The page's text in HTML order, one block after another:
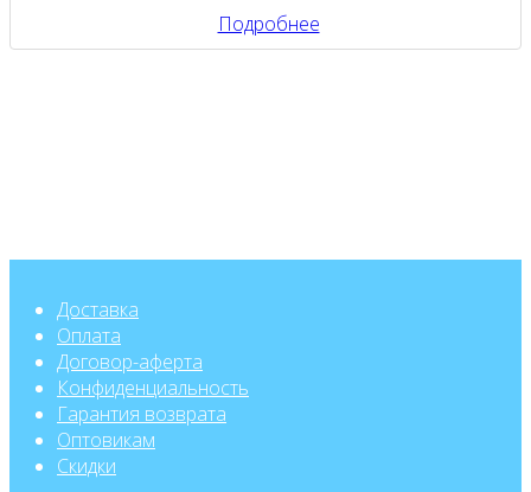
Подробнее
Доставка
Оплата
Договор-аферта
Конфиденциальность
Гарантия возврата
Оптовикам
Скидки